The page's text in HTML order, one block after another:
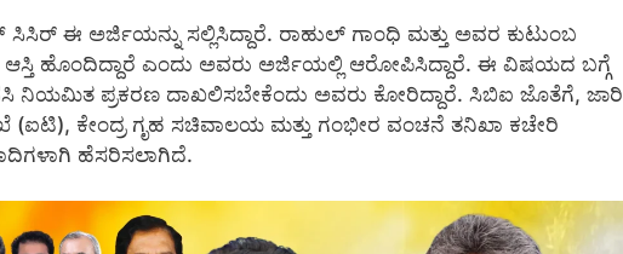
ಈ ಅರ್ಜಿಯನ್ನು ಸಲ್ಲಿಸಿದ್ದಾರೆ. ರಾಹುಲ್ ಗಾಂಧಿ ಮತ್ತು ಅವರ ಕುಟುಂಬ
ಹೊಂದಿದ್ದಾರೆ ಎಂದು ಅವರು ಅರ್ಜಿಯಲ್ಲಿ ಆರೋಪಿಸಿದ್ದಾರೆ. ಈ ವಿಷಯದ ಬಗ್ಗೆ
ನಿಯಮಿತ ಪ್ರಕರಣ ದಾಖಲಿಸಬೇಕೆಂದು ಅವರು ಕೋರಿದ್ದಾರೆ. ಸಿಬಿಐ ಜೊತೆಗೆ, ಜಾರಿ
ಕೇಂದ್ರ ಗೃಹ ಸಚಿವಾಲಯ ಮತ್ತು ಗಂಭೀರ ವಂಚನೆ ತನಿಖಾ ಕಚೇರಿ
ಹೆಸರಿಸಲಾಗಿದೆ.